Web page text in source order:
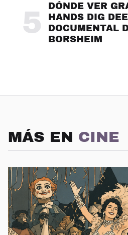
5
DÓNDE VER
HANDS DIG
DOCUMENTAL
BORSHEIM
MÁS EN CINE